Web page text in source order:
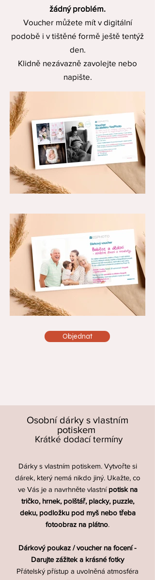
žádný problém.
Voucher můžete mít v digitální
podobě i v tištěné formě ještě tentýž
den.
Klidně nezávazně zavolejte nebo
napište.
Společně dárkový poukaz vymyslíme
přesně podle vašich představ a
potřeb.
Objednat
Osobní dárky s vlastním
potiskem
Krátké dodací termíny
Dárky s vlastním potiskem. Vytvořte si
dárek, který nemá nikdo jiný. Ukažte, co
ve Vás je a navrhněte vlastní potisk na
tričko, hrnek, polštář, placky, puzzle,
deku, podložku pod myš nebo třeba
fotoobraz na plátno.
Dárkový poukaz / voucher na focení -
Darujte zážitek a krásné fotky
Přátelský přístup a uvolněná atmosféra